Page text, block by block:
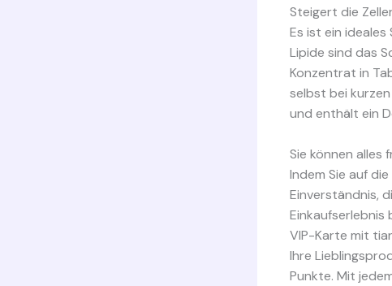
Steigert die
Es ist ein
Lipide sind das
Konzentrat in
selbst bei
und enthält ein
Sie können alles
Indem Sie auf
Einverständnis,
Einkaufserlebnis
VIP-Karte mit
Ihre
Punkte. Mit